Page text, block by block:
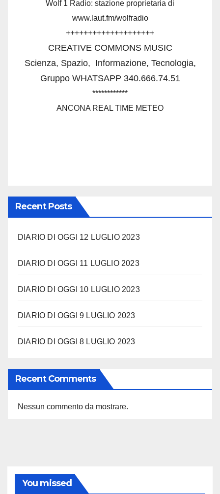
Wolf 1 Radio: stazione proprietaria di
www.laut.fm/wolfradio
++++++++++++++++++++
CREATIVE COMMONS MUSIC
Scienza, Spazio, Informazione, Tecnologia,
Gruppo WHATSAPP 340.666.74.51
************
ANCONA REAL TIME METEO
Recent Posts
DIARIO DI OGGI 12 LUGLIO 2023
DIARIO DI OGGI 11 LUGLIO 2023
DIARIO DI OGGI 10 LUGLIO 2023
DIARIO DI OGGI 9 LUGLIO 2023
DIARIO DI OGGI 8 LUGLIO 2023
Recent Comments
Nessun commento da mostrare.
You missed